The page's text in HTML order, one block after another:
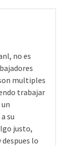
no es
multiples
trabajar
su
justo,
despues lo